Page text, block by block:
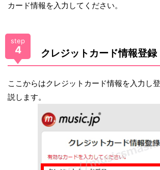
カード情報を入力してください。
step
4 クレジットカード情報登録
ここからはクレジットカード情報を入力し
説します。